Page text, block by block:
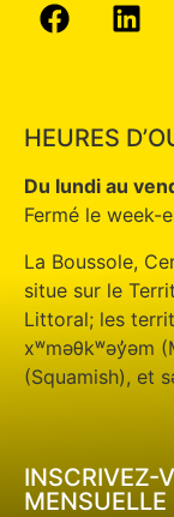
HEURES
Du lundi au
Fermé le week-
La Boussole,
situe sur le
Littoral; les
xʷməθkʷəy̓əm
(Squamish), et
INSCRIVEZ-
MENSUELLE